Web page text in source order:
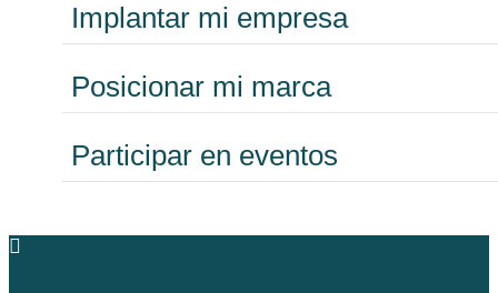
Implantar mi empresa
Posicionar mi marca
Participar en eventos